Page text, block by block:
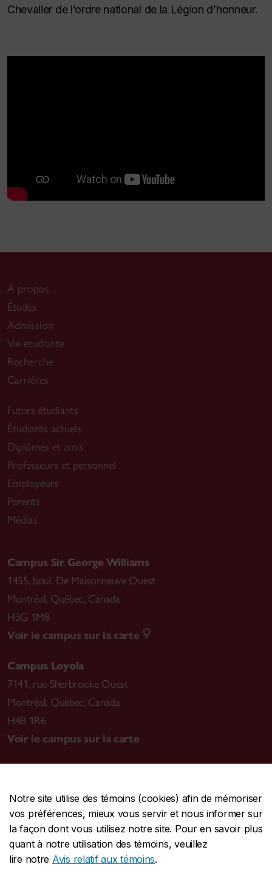
Notre site utilise des témoins (cookies) afin de mémoriser
vos préférences, mieux vous servir et nous informer sur
la façon dont vous utilisez notre site. Pour en savoir plus
quant à notre utilisation des témoins, veuillez
lire notre Avis relatif aux témoins.
Chevalier de l’ordre national de la Légion d’honneur.
À propos
Études
Admission
Vie étudiante
Recherche
Carrières
Futurs étudiants
Étudiants actuels
Diplômés et amis
Professeurs et personnel
Employeurs
Parents
Médias
Campus Sir George Williams
1455, boul. De Maisonneuve Ouest
Montréal, Québec, Canada
H3G 1M8
Voir le campus sur la carte
Campus Loyola
7141, rue Sherbrooke Ouest
Montréal, Québec, Canada
H4B 1R6
Voir le campus sur la carte
CENTRALE514-848-2424
URGENCE514-848-3717
Protection et prévention | Accessibilité | Confidentialité
Conditions d'utilisation |